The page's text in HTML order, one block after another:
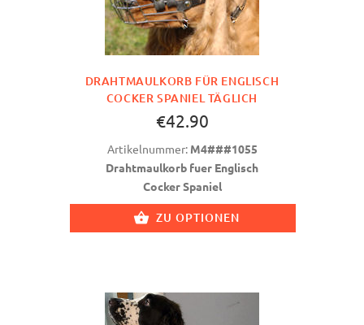
DRAHTMAULKORB FÜR ENGLISCH
COCKER SPANIEL TÄGLICH
€42.90
Artikelnummer: M4###1055
Drahtmaulkorb fuer Englisch
Cocker Spaniel
ZU OPTIONEN